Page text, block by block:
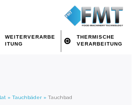
WEITERVERARBE
ITUNG
THERMISCHE
VERARBEITUNG
» Tauchbäder » Tauchbad